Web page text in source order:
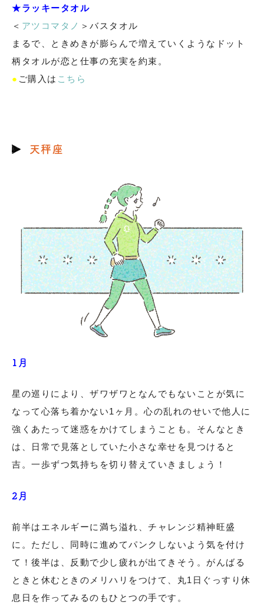
★ラッキータオル
＜ アツコマタノ ＞バスタオル
まるで、ときめきが膨らんで増えていくようなドット
柄タオルが恋と仕事の充実を約束。
● ご購入は こちら
天秤座
1月
星の巡りにより、ザワザワとなんでもないことが気に
なって心落ち着かない1ヶ月。心の乱れのせいで他人に
強くあたって迷惑をかけてしまうことも。そんなとき
は、日常で見落としていた小さな幸せを見つけると
吉。一歩ずつ気持ちを切り替えていきましょう！
2月
前半はエネルギーに満ち溢れ、チャレンジ精神旺盛
に。ただし、同時に進めてパンクしないよう気を付け
て！後半は、反動で少し疲れが出てきそう。がんばる
ときと休むときのメリハリをつけて、丸1日ぐっすり休
息日を作ってみるのもひとつの手です。